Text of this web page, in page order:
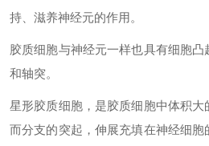
持、滋养神经元的作用。
胶质细胞与神经元一样也具有细胞
和轴突。
星形胶质细胞，是胶质细胞中体积
而分支的突起，伸展充填在神经细